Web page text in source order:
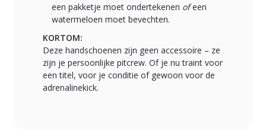
een pakketje moet ondertekenen ofeen
watermeloen moet bevechten.
KORTOM:
Deze handschoenen zijn geen accessoire – ze
zijn je persoonlijke pitcrew. Of je nu traint voor
een titel, voor je conditie of gewoon voor de
adrenalinekick.